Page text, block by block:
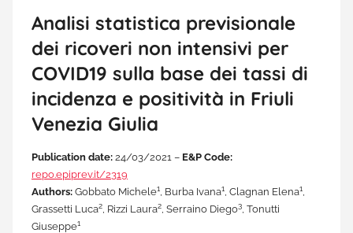
Analisi statistica previsionale
dei ricoveri non intensivi per
COVID19 sulla base dei tassi di
incidenza e positività in Friuli
Venezia Giulia
Publication date: 24/03/2021 – E&P Code:
repo.epiprev.it/2319
Authors: Gobbato Michele1 , Burba Ivana1 , Clagnan Elena1
Grassetti Luca2 , Rizzi Laura2 , Serraino Diego3 , Tonutti
Giuseppe1